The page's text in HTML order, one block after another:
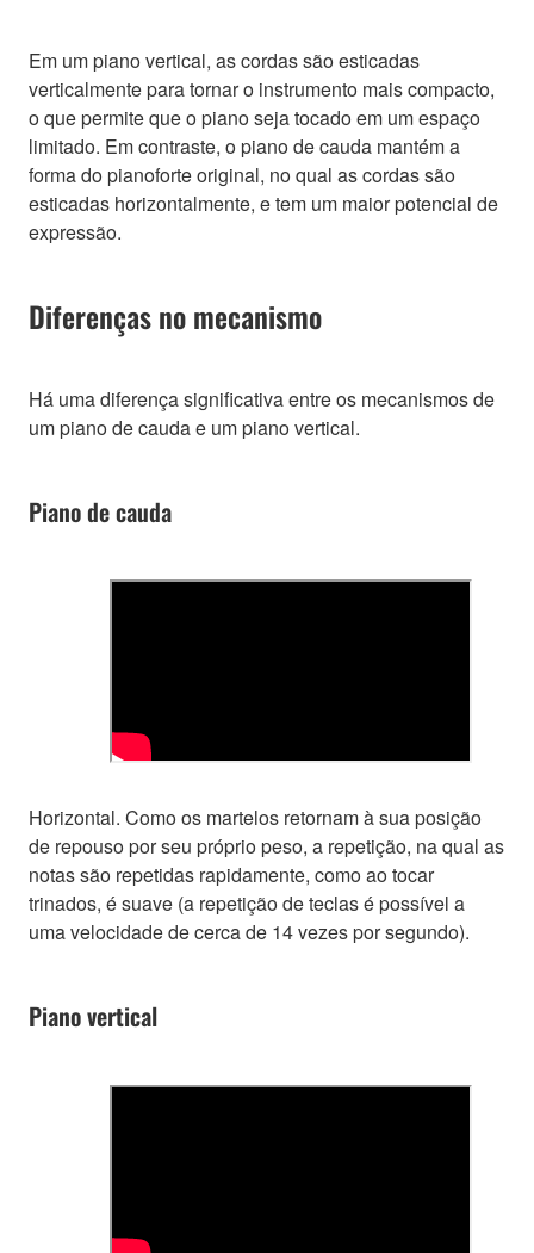
Em um piano vertical, as cordas são esticadas
verticalmente para tornar o instrumento mais compacto,
o que permite que o piano seja tocado em um espaço
limitado. Em contraste, o piano de cauda mantém a
forma do pianoforte original, no qual as cordas são
esticadas horizontalmente, e tem um maior potencial de
expressão.
Diferenças no mecanismo
Há uma diferença significativa entre os mecanismos de
um piano de cauda e um piano vertical.
Piano de cauda
Horizontal. Como os martelos retornam à sua posição
de repouso por seu próprio peso, a repetição, na qual as
notas são repetidas rapidamente, como ao tocar
trinados, é suave (a repetição de teclas é possível a
uma velocidade de cerca de 14 vezes por segundo).
Piano vertical